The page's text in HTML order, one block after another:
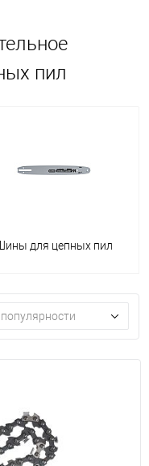
пил
для цепных пил
популярности